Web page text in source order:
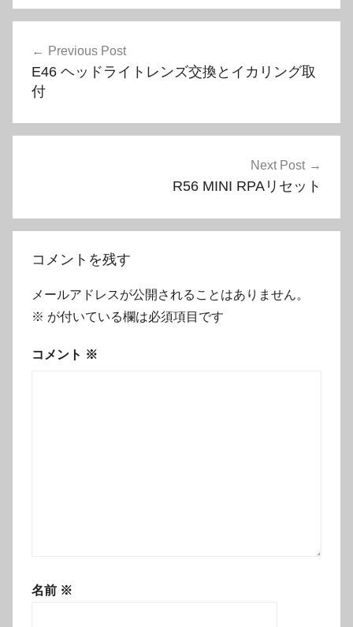
ナ
ビ
ョ
Previous Post
E46 ヘッドライトレンズ交換とイカリング取
付
Next Post
R56 MINI RPAリセット
コメントを残す
メールアドレスが公開されることはありません。
※ が付いている欄は必須項目です
コメント ※
名前 ※